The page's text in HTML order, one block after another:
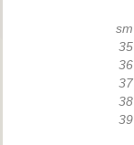
sm
35
36
37
38
39